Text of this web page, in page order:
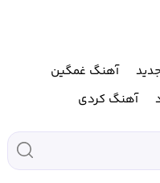
آهنگ غمگین
آهنگ کردی